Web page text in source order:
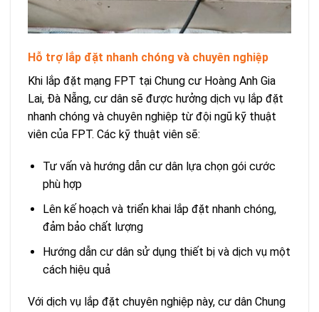
Hỗ trợ lắp đặt nhanh chóng và chuyên nghiệp
Khi lắp đặt mạng FPT tại Chung cư Hoàng Anh Gia
Lai, Đà Nẵng, cư dân sẽ được hưởng dịch vụ lắp đặt
nhanh chóng và chuyên nghiệp từ đội ngũ kỹ thuật
viên của FPT. Các kỹ thuật viên sẽ:
Tư vấn và hướng dẫn cư dân lựa chọn gói cước
phù hợp
Lên kế hoạch và triển khai lắp đặt nhanh chóng,
đảm bảo chất lượng
Hướng dẫn cư dân sử dụng thiết bị và dịch vụ một
cách hiệu quả
Với dịch vụ lắp đặt chuyên nghiệp này, cư dân Chung